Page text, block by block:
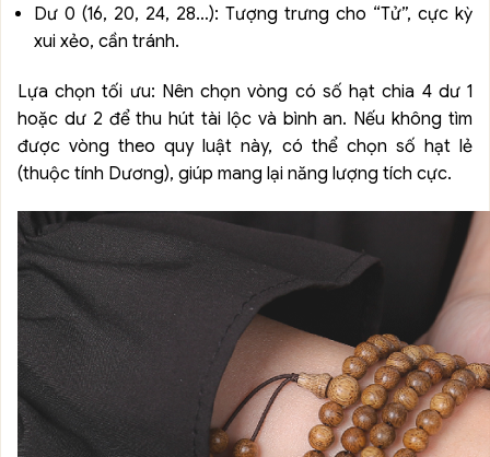
Dư 0 (16, 20, 24, 28…): Tượng trưng cho “Tử”, cực kỳ
xui xẻo, cần tránh.
Lựa chọn tối ưu: Nên chọn vòng có số hạt chia 4 dư 1
hoặc dư 2 để thu hút tài lộc và bình an. Nếu không tìm
được vòng theo quy luật này, có thể chọn số hạt lẻ
(thuộc tính Dương), giúp mang lại năng lượng tích cực.